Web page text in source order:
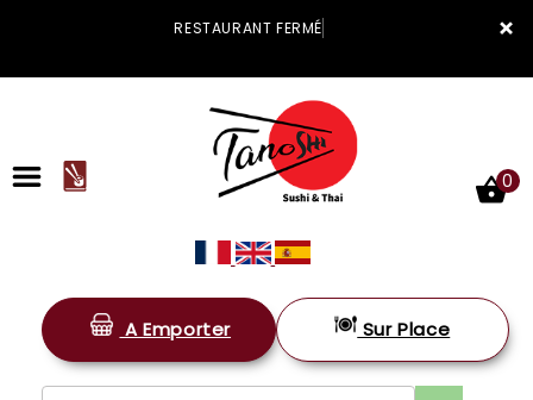
×
RESTAURANT FERMÉ
ACCUEIL
0
A Emporter Sur Place